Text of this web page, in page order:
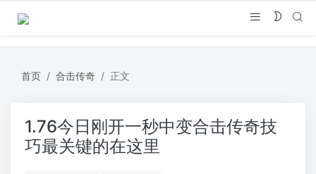
首页 合击传奇 正文
1.76今日刚开一秒中变合击传奇技
巧最关键的在这里